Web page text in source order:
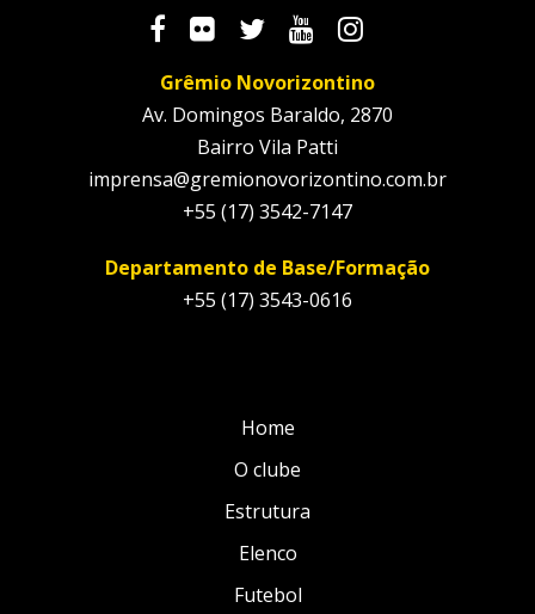
Grêmio Novorizontino
Av. Domingos Baraldo, 2870
Bairro Vila Patti
imprensa@gremionovorizontino.com.br
+55 (17) 3542-7147
Departamento de Base/Formação
+55 (17) 3543-0616
Home
O clube
Estrutura
Elenco
Futebol